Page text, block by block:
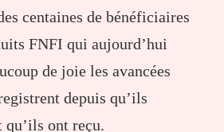
centaines de bénéficiaires
FNFI qui aujourd’hui
de joie les avancées
depuis qu’ils
ont reçu.